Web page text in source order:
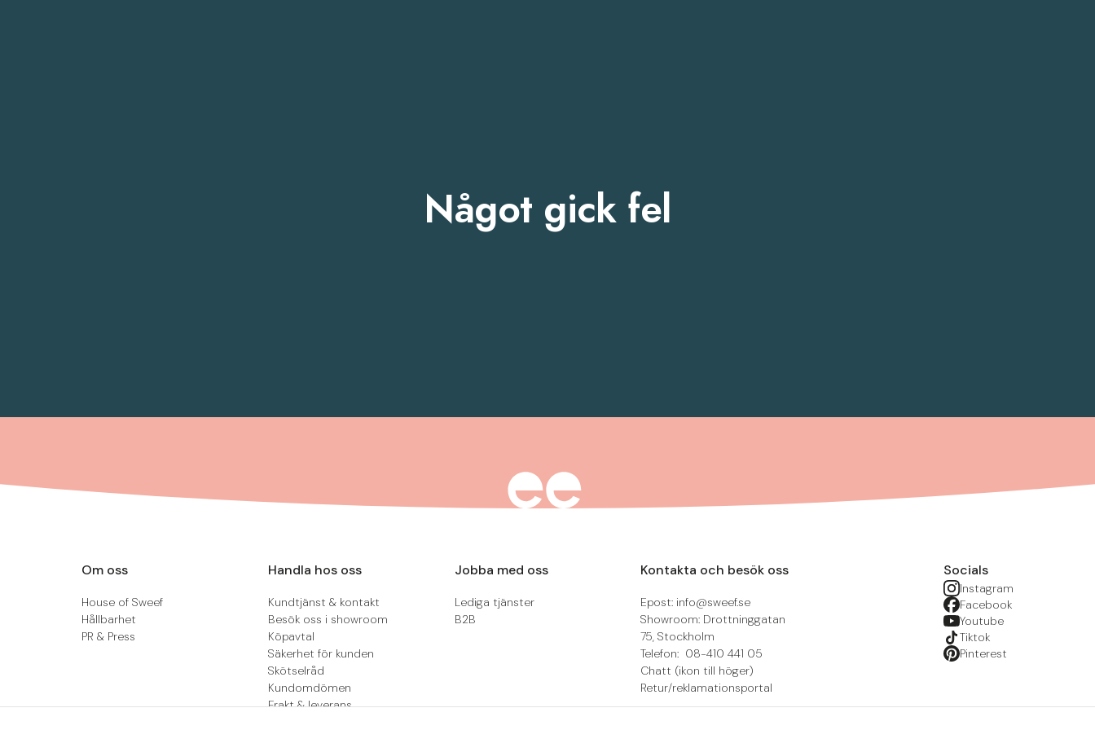
Något gick fel
Om oss
House of Sweef
Hållbarhet
PR & Press
Handla hos oss
Kundtjänst & kontakt
Besök oss i showroom
Köpavtal
Säkerhet för kunden
Skötselråd
Kundomdömen
Frakt & leverans
Jobba med oss
Lediga tjänster
B2B
Kontakta och besök oss
Epost: info@sweef.se
Showroom: Drottninggatan
75, Stockholm
Telefon: 08-410 441 05
Chatt (ikon till höger)
Retur/reklamationsportal
Socials
Instagram
Facebook
Youtube
Tiktok
Pinterest